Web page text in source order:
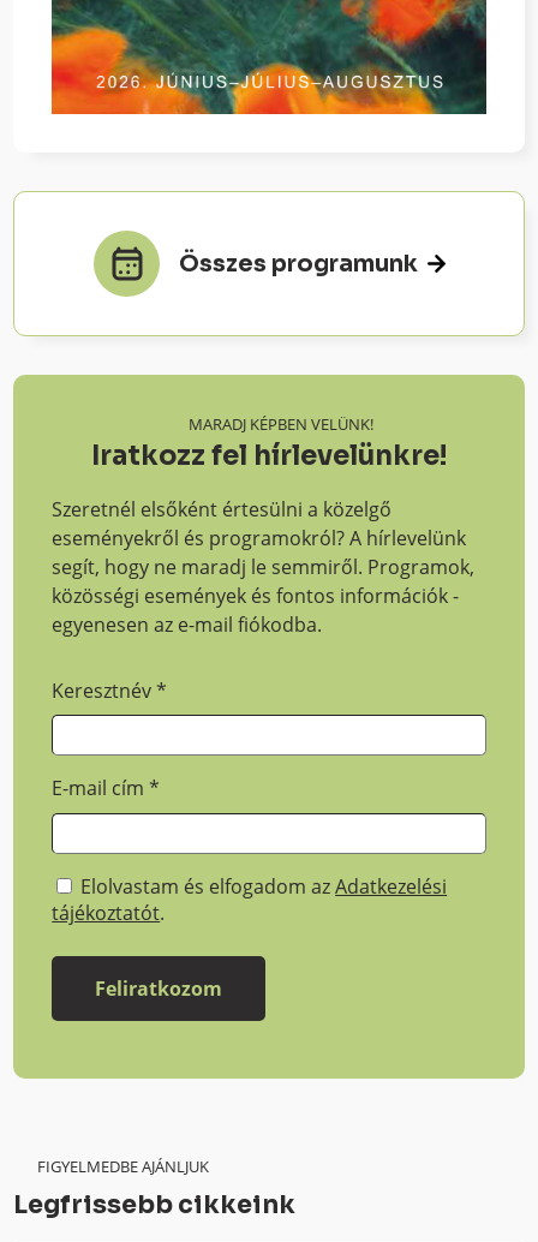
Összes programunk
MARADJ KÉPBEN VELÜNK!
Iratkozz fel hírlevelünkre!
Szeretnél elsőként értesülni a közelgő
eseményekről és programokról? A hírlevelünk
segít, hogy ne maradj le semmiről. Programok,
közösségi események és fontos információk -
egyenesen az e-mail fiókodba.
Keresztnév*
E-mail cím*
Elolvastam és elfogadom azAdatkezelési
tájékoztatót.
FIGYELMEDBE AJÁNLJUK
Legfrissebb cikkeink